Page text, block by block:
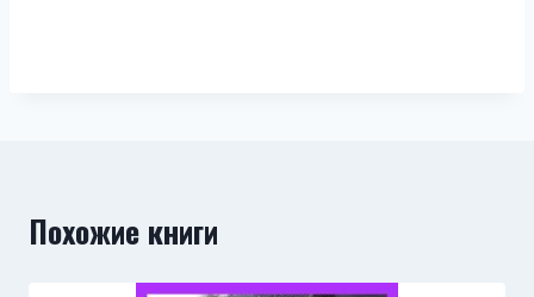
Похожие книги